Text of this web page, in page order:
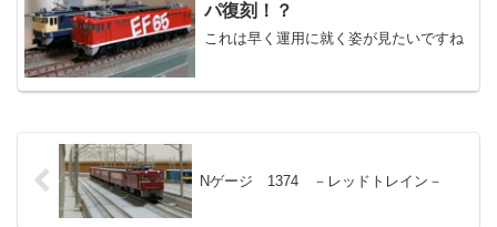
パ復刻！？
これは早く運用に就く姿が見たいですね
Nゲージ 1374 －レッドトレイン－